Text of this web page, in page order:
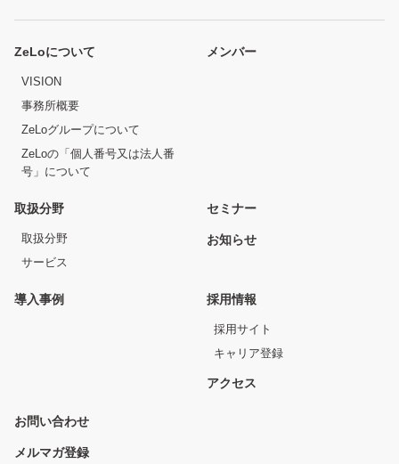
ZeLoについて
VISION
事務所概要
ZeLoグループについて
ZeLoの「個人番号又は法人番
号」について
メンバー
取扱分野
取扱分野
サービス
セミナー
お知らせ
導入事例 採用情報
採用サイト
キャリア登録
アクセス
お問い合わせ
メルマガ登録